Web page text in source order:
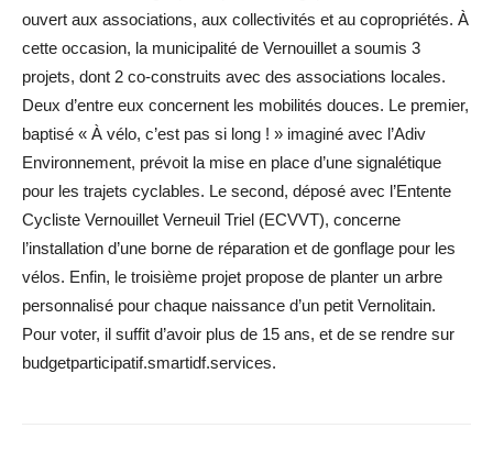
ouvert aux associations, aux collectivités et au copropriétés. À
cette occasion, la municipalité de Vernouillet a soumis 3
projets, dont 2 co-construits avec des associations locales.
Deux d’entre eux concernent les mobilités douces. Le premier,
baptisé « À vélo, c’est pas si long ! » imaginé avec l’Adiv
Environnement, prévoit la mise en place d’une signalétique
pour les trajets cyclables. Le second, déposé avec l’Entente
Cycliste Vernouillet Verneuil Triel (ECVVT), concerne
l’installation d’une borne de réparation et de gonflage pour les
vélos. Enfin, le troisième projet propose de planter un arbre
personnalisé pour chaque naissance d’un petit Vernolitain.
Pour voter, il suffit d’avoir plus de 15 ans, et de se rendre sur
budgetparticipatif.smartidf.services.